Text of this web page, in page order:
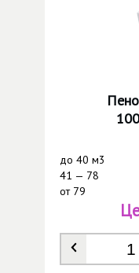
до 40 м3
41 — 78
от79